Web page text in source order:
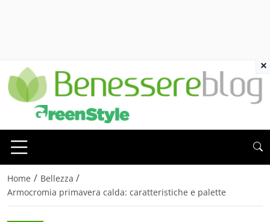
Home / Bellezza /
Armocromia primavera calda: caratteristiche e palette
×